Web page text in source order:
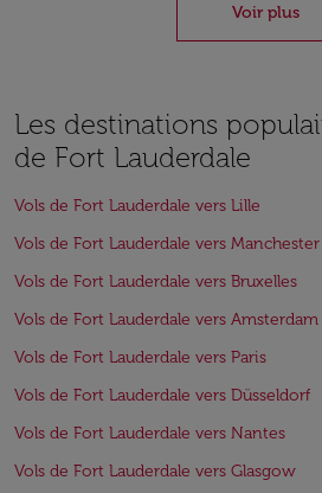
Voir plus
Les destinations
de Fort Lauderdale
Vols de Fort Lauderdale vers Lille
Vols de Fort Lauderdale vers Manchester
Vols de Fort Lauderdale vers Bruxelles
Vols de Fort Lauderdale vers Amsterdam
Vols de Fort Lauderdale vers Paris
Vols de Fort Lauderdale vers Düsseldorf
Vols de Fort Lauderdale vers Nantes
Vols de Fort Lauderdale vers Glasgow